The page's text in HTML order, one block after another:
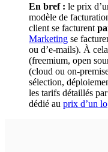
En bref : le prix
modèle de
client se facturent
Marketing se
ou d’e-mails). À
(freemium, open
(cloud ou on-
sélection,
les tarifs détaillés
dédié au prix d’un